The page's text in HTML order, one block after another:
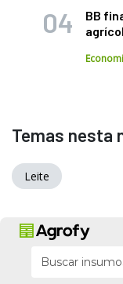
BB
Temas nesta
Leite